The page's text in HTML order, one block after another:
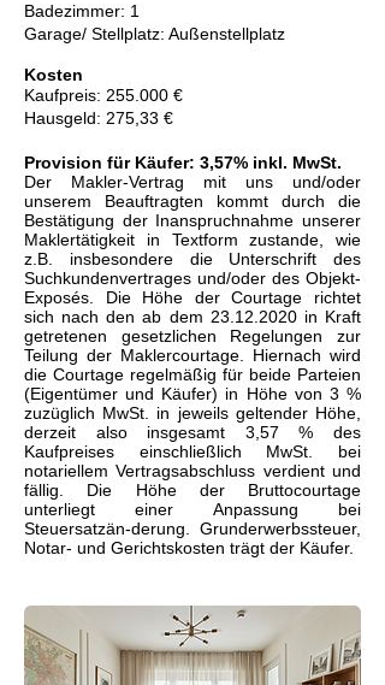
Badezimmer: 1
Garage/ Stellplatz: Außenstellplatz
Kosten
Kaufpreis: 255.000 €
Hausgeld: 275,33 €
Provision für Käufer: 3,57% inkl. MwSt.
Der Makler-Vertrag mit uns und/oder
unserem Beauftragten kommt durch die
Bestätigung der Inanspruchnahme unserer
Maklertätigkeit in Textform zustande, wie
z.B. insbesondere die Unterschrift des
Suchkundenvertrages und/oder des Objekt-
Exposés. Die Höhe der Courtage richtet
sich nach den ab dem 23.12.2020in Kraft
getretenen gesetzlichen Regelungen zur
Teilung der Maklercourtage. Hiernach wird
die Courtage regelmäßig für beide Parteien
(Eigentümer und Käufer) in Höhe von 3 %
zuzüglich MwSt. in jeweils geltender Höhe,
derzeit also insgesamt 3,57 % des
Kaufpreises einschließlich MwSt. bei
notariellem Vertragsabschluss verdient und
fällig. Die Höhe der Bruttocourtage
unterliegt einer Anpassung bei
Steuersatzän-derung. Grunderwerbssteuer,
Notar- und Gerichtskosten trägt der Käufer.